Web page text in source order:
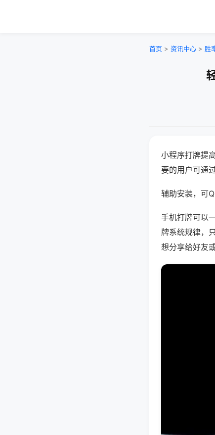
首页 > 资讯中心 > 胜
小程序打牌提
要的用户可通
辅助安装，可
手机打牌可以
牌系统规律，
想分享给好友